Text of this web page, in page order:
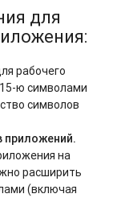
для
рабочего
ю символами
символов
приложений.
на
расширить
(включая